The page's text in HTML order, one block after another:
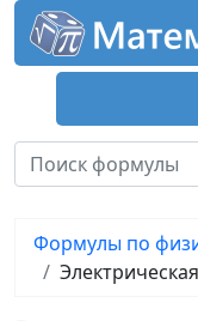
Формулы по